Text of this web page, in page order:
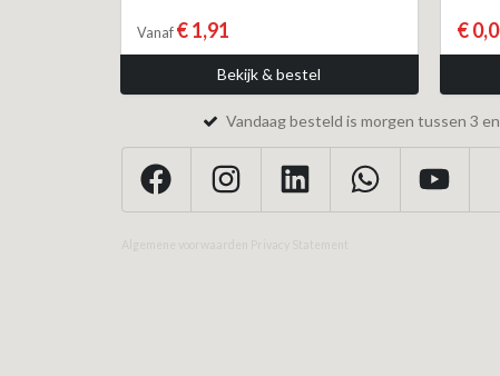
Vanaf € 1,91
Bekijk & bestel
€
Vandaag besteld is morgen tussen 3